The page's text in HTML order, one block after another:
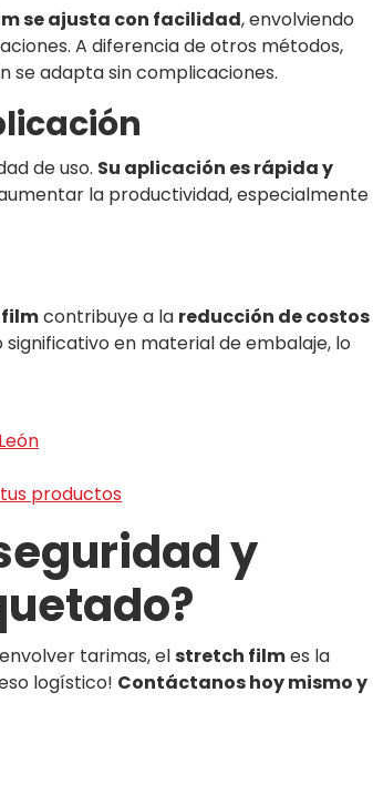
se ajusta con facilidad, envolviendo
A diferencia de otros métodos,
se adapta sin complicaciones.
de uso. Su aplicación es rápida y
la productividad, especialmente
contribuye a la reducción de costos
en material de embalaje, lo
productos
y
tarimas, elstretch filmes la
logístico! Contáctanos hoy mismo y